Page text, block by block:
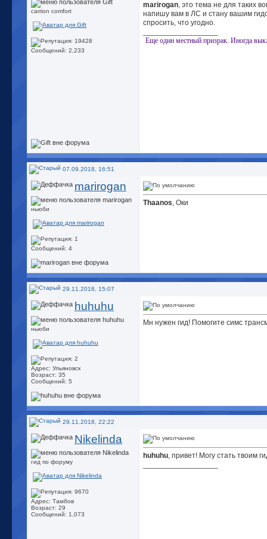
carrion comfort
Сообщений: 2,233
marirogan, это тема не для таких
напишу вам в ЛС и стану вашим
спросить, что угодно.
Еще один местный призрак. Иногда
07.09.2018, 16:51
marirogan
ньюби
Сообщений: 4
Thaanos, Оки
29.11.2018, 15:07
huhuhu
ньюби
Адрес: Ульяновск
Возраст: 35
Сообщений: 5
Мн нужен гид! Помогите симс
29.11.2018, 22:22
Nikelinda
гид по форуму
Адрес: Тамбов
Возраст: 29
Сообщений: 1,073
huhuhu, привет! Могу стать твоим